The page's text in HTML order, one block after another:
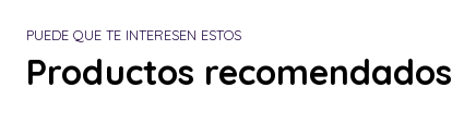
PUEDE QUE TE INTERESEN ESTOS
Productos recomendados